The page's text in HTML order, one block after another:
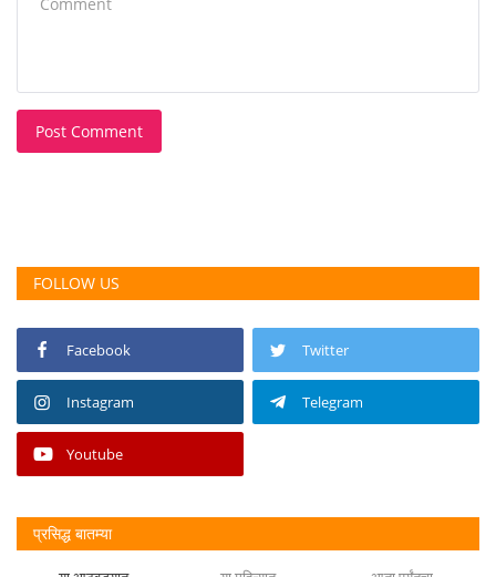
Post Comment
FOLLOW US
Facebook Twitter
Instagram Telegram
Youtube
प्रसिद्ध बातम्या